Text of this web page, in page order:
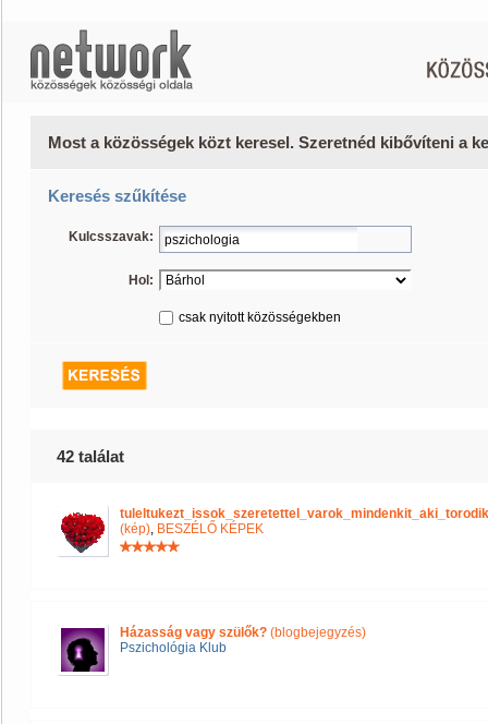
Most a közösségek közt keresel. Szeretnéd kibővíteni a
Keresés szűkítése
Kulcsszavak:
Hol:
csak nyitott közösségekben
42 találat
(kép), BESZÉLŐ KÉPEK
Házasság vagy szülők? (blogbejegyzés)
Pszichológia Klub